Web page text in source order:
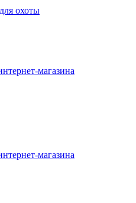
охоты
магазина
магазина